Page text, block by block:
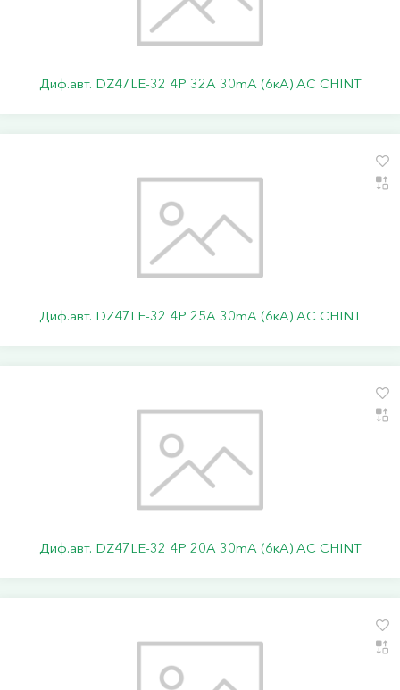
Диф.авт. DZ47LE-32 4P 32А 30mA (6кА) АС CHINT
Диф.авт. DZ47LE-32 4P 25А 30mA (6кА) АС CHINT
Диф.авт. DZ47LE-32 4P 20А 30mA (6кА) АС CHINT